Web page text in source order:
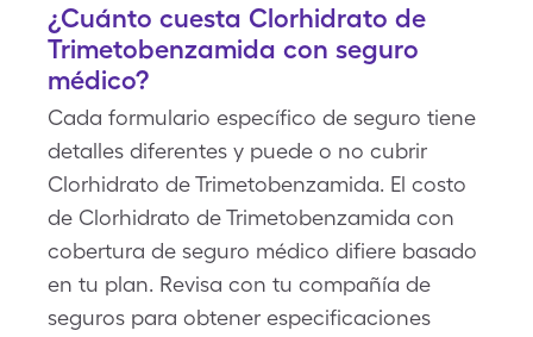
¿Cuánto cuesta Clorhidrato de
Trimetobenzamida con seguro
médico?
Cada formulario específico de seguro tiene
detalles diferentes y puede o no cubrir
Clorhidrato de Trimetobenzamida. El costo
de Clorhidrato de Trimetobenzamida con
cobertura de seguro médico difiere basado
en tu plan. Revisa con tu compañía de
seguros para obtener especificaciones